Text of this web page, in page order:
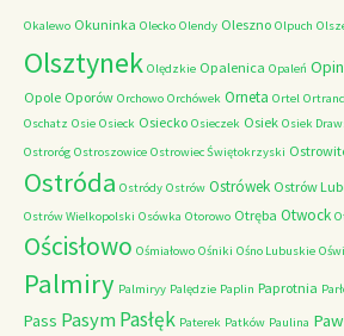
Okalewo Okuninka Olecko Olendy Oleszno Olpuch
Olsztynek Olędzkie Opalenica Opaleń
Opole Oporów Orchowo Orchówek Orneta Ortel Ortrand
Oschatz Osie Osieck Osiecko Osieczek Osiek Osiek
Ostroróg Ostroszowice Ostrowiec Świętokrzyski
Ostróda Ostródy Ostrów Ostrówek Ostrów
Ostrów Wielkopolski Osówka Otorowo Otręba Otwock
Ościsłowo Ośmiałowo Ośniki Ośno Lubuskie
Palmiry Palmiryy Palędzie Paplin Paprotnia
Pass PasymPasłęk Paterek Patków Paulina